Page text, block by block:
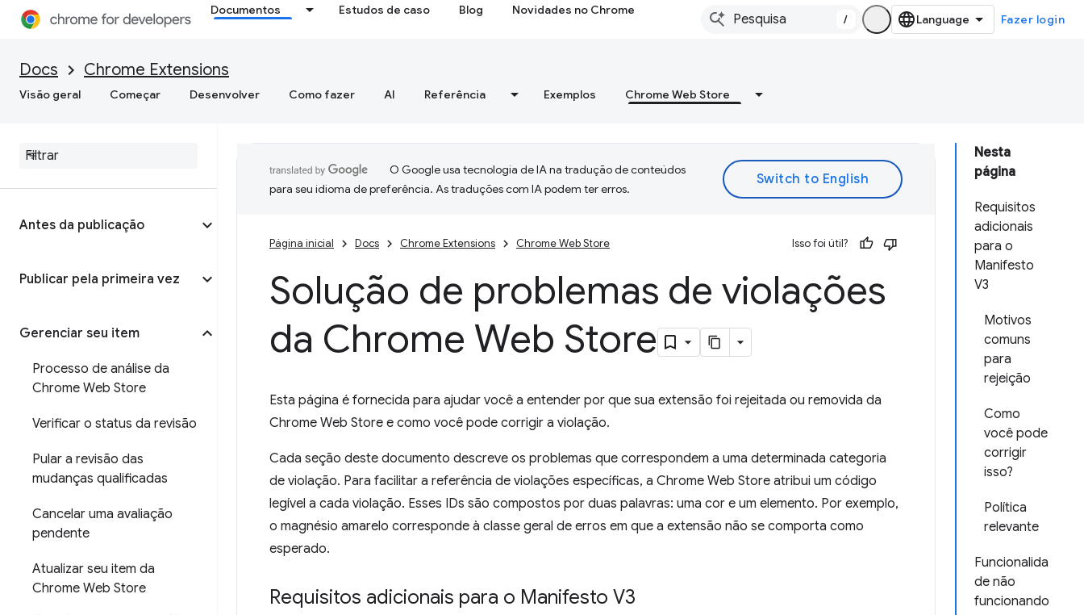
Documentos Estudos de caso Blog Novidades no Chrome
/ Fazer login
Docs Chrome Extensions
Visão geral Começar Desenvolver Como fazer AI Referência Exemplos Chrome Web Store
Antes da publicação
Publicar pela primeira vez
Gerenciar seu item
Processo de análise da
Chrome Web Store
Verificar o status da revisão
Pular a revisão das
mudanças qualificadas
Cancelar uma avaliação
pendente
Atualizar seu item da
Chrome Web Store
Nesta
página
Requisitos
adicionais
para o
Manifesto
V3
Motivos
comuns
para
rejeição
Como
você pode
corrigir
isso?
Política
relevante
Funcionalida
de não
funcionando
O Google usa tecnologia de IA na tradução de conteúdos
para seu idioma de preferência. As traduções com IA podem ter erros.
Página inicial Docs Chrome Extensions Chrome Web Store Isso foi útil?
Solução de problemas de violações
da Chrome Web Store
Esta página é fornecida para ajudar você a entender por que sua extensão foi rejeitada ou removida da
Chrome Web Store e como você pode corrigir a violação.
Cada seção deste documento descreve os problemas que correspondem a uma determinada categoria
de violação. Para facilitar a referência de violações específicas, a Chrome Web Store atribui um código
legível a cada violação. Esses IDs são compostos por duas palavras: uma cor e um elemento. Por exemplo,
o magnésio amarelo corresponde à classe geral de erros em que a extensão não se comporta como
esperado.
Requisitos adicionais para o Manifesto V3